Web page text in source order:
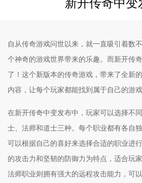
自从传奇游戏问世以来，就一直吸引着数
个神奇的游戏世界带来的乐趣。而新开传
了！这个新版本的传奇游戏，带来了全新
内容，让每个玩家都能找到属于自己的游戏
在新开传奇中变发布中，玩家可以选择不
士、法师和道士三种。每个职业都有各自
可以根据自己的喜好来选择合适的职业进
的攻击力和坚韧的防御力为特点，适合玩
法师职业则拥有强大的远程攻击能力，可